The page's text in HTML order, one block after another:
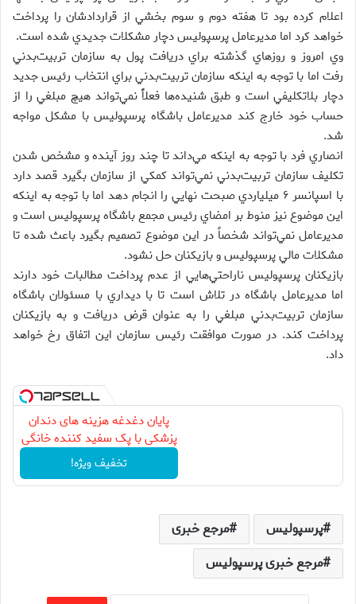
اعلام كرده بود تا هفته دوم و سوم بخشي از قراردادشان را پرداخت
خواهد كرد اما مديرعامل پرسپوليس دچار مشكلات جديدي شده است.
وي امروز و روزهاي گذشته براي دريافت پول به سازمان تربيت‌بدني
رفت اما با توجه به اينكه سازمان تربيت‌بدني براي انتخاب رئيس جديد
دچار بلاتكليفي است و طبق شنيده‌ها فعلاًَ نمي‌تواند هيچ مبلغي را از
حساب خود خارج كند مديرعامل باشگاه پرسپوليس با مشكل مواجه
شد.
انصاري فرد با توجه به اينكه مي‌داند تا چند روز آينده و مشخص شدن
تكليف سازمان تربيت‌بدني نمي‌تواند كمكي از سازمان بگيرد قصد دارد
با اسپانسر ۶ ميلياردي صبحت‌ نهايي را انجام دهد اما با توجه به اينكه
اين موضوع نيز منوط بر امضاي رئيس مجمع باشگاه پرسپوليس است و
مديرعامل نمي‌تواند شخصاً در اين موضوع تصميم بگيرد باعث شده تا
مشكلات مالي پرسپوليس و بازيكنان حل نشود.
بازيكنان پرسپوليس ناراحتي‌هايي از عدم پرداخت مطالبات خود دارند
اما مديرعامل باشگاه در تلاش است تا با ديداري با مسئولان باشگاه
سازمان تربيت‌بدني مبلغي را به عنوان قرض دريافت و به بازيكنان
پرداخت كند. در صورت موافقت رئيس سازمان اين اتفاق رخ خواهد
داد.
پایان دغدغه هزینه های دندان
پزشکی با پک سفید کننده خانگی
تخفیف ویژه!
پرسپولیس
مرجع خبری
مرجع خبری پرسپولیس